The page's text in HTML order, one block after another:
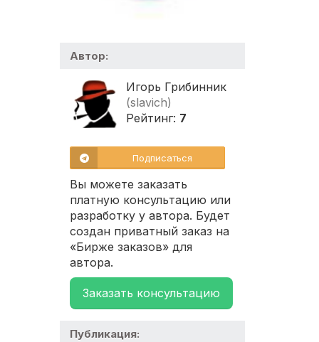
Автор:
Игорь Грибинник
(slavich)
Рейтинг: 7
Подписаться
Вы можете заказать
платную консультацию или
разработку у автора. Будет
создан приватный заказ на
«Бирже заказов» для
автора.
Заказать консультацию
Публикация: